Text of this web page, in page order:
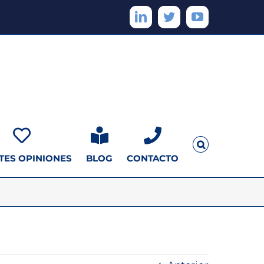
LinkedInTwitterYouTube
OPINIONES BLOG CONTACTO